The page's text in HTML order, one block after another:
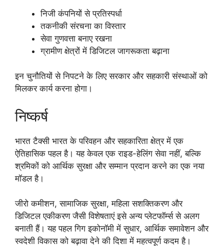
निजी कंपनियों से प्रतिस्पर्धा
तकनीकी संरचना का विस्तार
सेवा गुणवत्ता बनाए रखना
ग्रामीण क्षेत्रों में डिजिटल जागरूकता बढ़ाना
इन चुनौतियों से निपटने के लिए सरकार और सहकारी संस्थाओं को
मिलकर कार्य करना होगा।
निष्कर्ष
भारत टैक्सी भारत के परिवहन और सहकारिता क्षेत्र में एक
ऐतिहासिक पहल है। यह केवल एक राइड-हेलिंग सेवा नहीं, बल्कि
श्रमिकों को आर्थिक सुरक्षा और सम्मान प्रदान करने का एक नया
मॉडल है।
जीरो कमीशन, सामाजिक सुरक्षा, महिला सशक्तिकरण और
डिजिटल एकीकरण जैसी विशेषताएं इसे अन्य प्लेटफॉर्म्स से अलग
बनाती हैं। यह पहल गिग इकोनॉमी में सुधार, आर्थिक समावेशन और
स्वदेशी विकास को बढ़ावा देने की दिशा में महत्वपूर्ण कदम है।